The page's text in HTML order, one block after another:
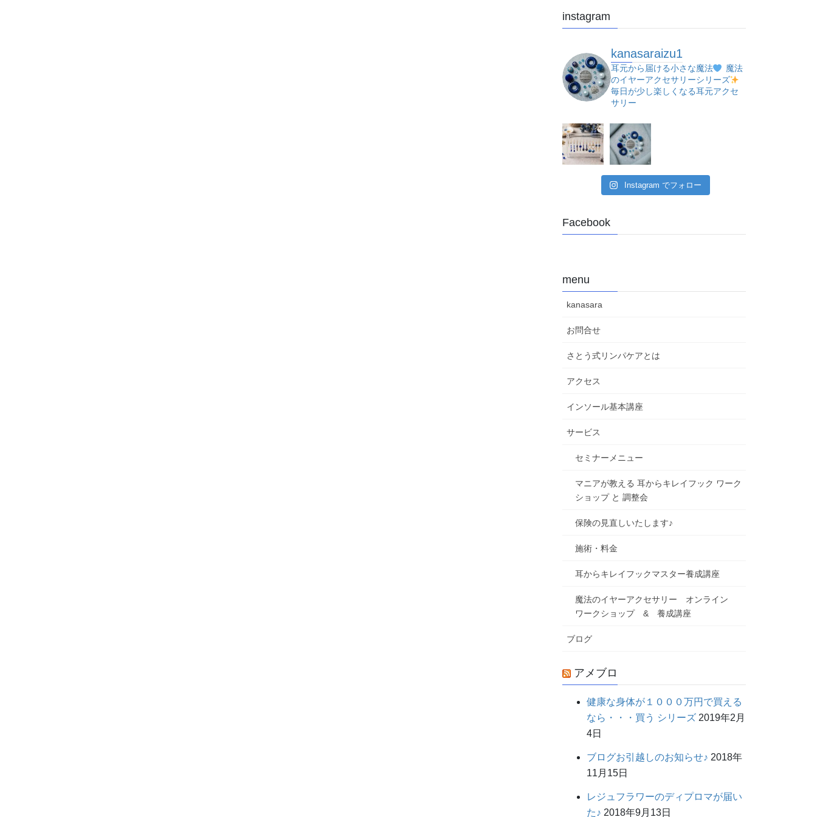
instagram
kanasaraizu1
耳元から届ける小さな魔法
魔法
のイヤーアクセサリーシリーズ
毎日が少し楽しくなる耳元アクセ
サリー
Instagram でフォロー
Facebook
menu
kanasara
お問合せ
さとう式リンパケアとは
アクセス
インソール基本講座
サービス
セミナーメニュー
マニアが教える 耳からキレイフック ワーク
ショップ と 調整会
保険の見直しいたします♪
施術・料金
耳からキレイフックマスター養成講座
魔法のイヤーアクセサリー オンライン
ワークショップ & 養成講座
ブログ
アメブロ
健康な身体が１０００万円で買える
なら・・・買う シリーズ 2019年2月
4日
ブログお引越しのお知らせ♪ 2018年
11月15日
レジュフラワーのディプロマが届い
た♪ 2018年9月13日